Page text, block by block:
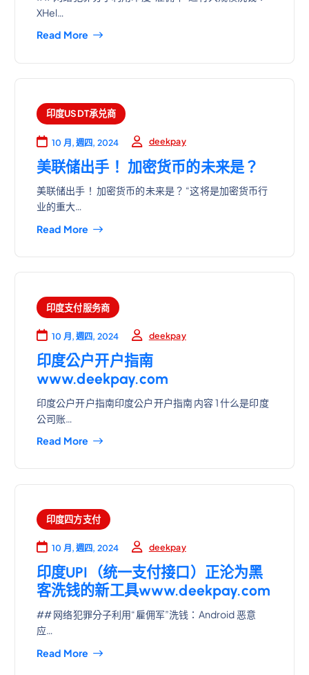
XHel…
Read More
印度USDT承兑商
10 月, 週四, 2024 deekpay
美联储出手！ 加密货币的未来是？
美联储出手！ 加密货币的未来是？ “这将是加密货币行
业的重大…
Read More
印度支付服务商
10 月, 週四, 2024 deekpay
印度公户开户指南
www.deekpay.com
印度公户开户指南印度公户开户指南 内容 1 什么是印度
公司账…
Read More
印度四方支付
10 月, 週四, 2024 deekpay
印度UPI（统一支付接口）正沦为黑
客洗钱的新工具www.deekpay.com
## 网络犯罪分子利用“雇佣军”洗钱：Android 恶意
应…
Read More